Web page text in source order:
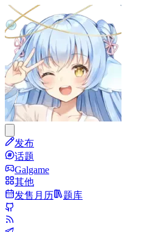
发布
话题
Galgame
其他
发售月历
题库